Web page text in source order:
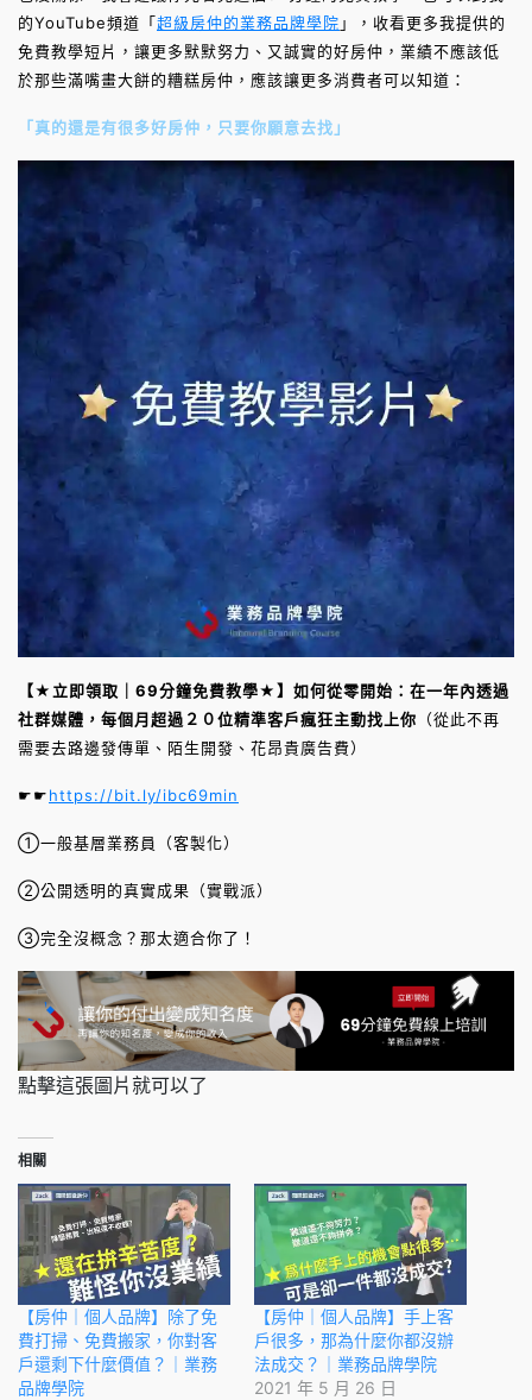
的YouTube頻道「超級房仲的業務品牌學院 」，收看更多我提供的
免費教學短片，讓更多默默努力、又誠實的好房仲，業績不應該低
於那些滿嘴畫大餅的糟糕房仲，應該讓更多消費者可以知道：
「真的還是有很多好房仲，只要你願意去找」
【★立即領取｜69分鐘免費教學★】如何從零開始：在一年內透過
社群媒體，每個月超過２０位精準客戶瘋狂主動找上你 （從此不再
需要去路邊發傳單、陌生開發、花昂貴廣告費）
☛☛https://bit.ly/ibc69min
①一般基層業務員（客製化）
②公開透明的真實成果（實戰派）
③完全沒概念？那太適合你了！
點擊這張圖片就可以了
相關
【房仲｜個人品牌】除了免
費打掃、免費搬家，你對客
戶還剩下什麼價值？｜業務
品牌學院
【房仲｜個人品牌】手上客
戶很多，那為什麼你都沒辦
法成交？｜業務品牌學院
2021 年 5 月 26 日